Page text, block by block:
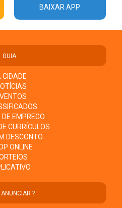
BAIXAR APP
GUIA
CIDADE
DE EMPREGO
CURRÍCULOS
DESCONTO
ONLINE
?